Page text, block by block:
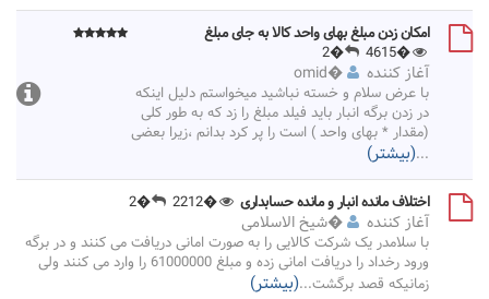
امکان زدن مبلغ بهای واحد کالا به جای مبلغ
�4615
�2
آغاز کننده �
omid
با عرض سلام و خسته نباشید میخواستم دلیل اینکه
در زدن برگه انبار باید فیلد مبلغ را زد که به طور کلی
(مقدار * بهای واحد ) است را پر کرد بدانم ،زیرا بعضی
...(بیشتر)
اختلاف مانده انبار و مانده حسابداری �2212
�2
آغاز کننده �شیخ الاسلامی
با سلامدر یک شرکت کالایی را به صورت امانی دریافت می کنند و در برگه
ورود رخداد را دریافت امانی زده و مبلغ 61000000 را وارد می کنند ولی
زمانیکه قصد برگشت...(بیشتر)